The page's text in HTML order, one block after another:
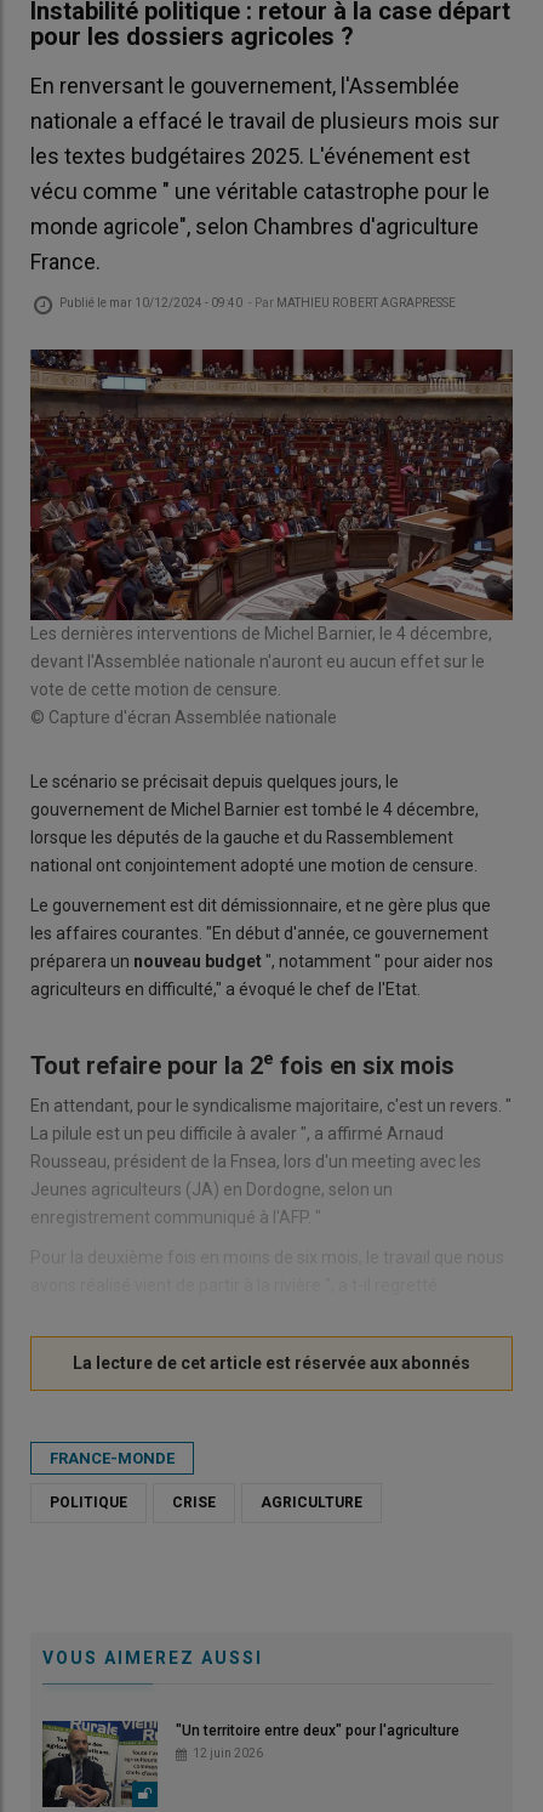
Instabilité politique : retour à la case départ
pour les dossiers agricoles ?
En renversant le gouvernement, l'Assemblée
nationale a effacé le travail de plusieurs mois sur
les textes budgétaires 2025. L'événement est
vécu comme " une véritable catastrophe pour le
monde agricole", selon Chambres d'agriculture
France.
Publié le mar 10/12/2024 - 09:40 - Par MATHIEU ROBERT AGRAPRESSE
Les dernières interventions de Michel Barnier, le 4 décembre,
devant l'Assemblée nationale n'auront eu aucun effet sur le
vote de cette motion de censure.
© Capture d'écran Assemblée nationale
Le scénario se précisait depuis quelques jours, le
gouvernement de Michel Barnier est tombé le 4 décembre,
lorsque les députés de la gauche et du Rassemblement
national ont conjointement adopté une motion de censure.
Le gouvernement est dit démissionnaire, et ne gère plus que
les affaires courantes. "En début d'année, ce gouvernement
préparera un nouveau budget ", notamment " pour aider nos
agriculteurs en difficulté," a évoqué le chef de l'Etat.
Tout refaire pour la 2e fois en six mois
En attendant, pour le syndicalisme majoritaire, c'est un revers. "
La pilule est un peu difficile à avaler ", a affirmé Arnaud
Rousseau, président de la Fnsea, lors d'un meeting avec les
Jeunes agriculteurs (JA) en Dordogne, selon un
enregistrement communiqué à l'AFP. "
Pour la deuxième fois en moins de six mois, le travail que nous
FRANCE-MONDE
POLITIQUE CRISE AGRICULTURE
VOUS AIMEREZ AUSSI
"Un territoire entre deux" pour l'agriculture
12 juin 2026